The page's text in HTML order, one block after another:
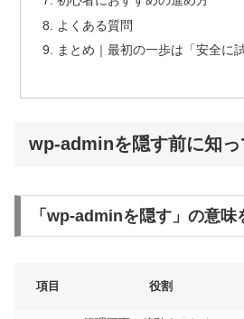
よくある質問
まとめ｜最初の一歩は「安全に
wp-adminを隠す前に知
「wp-adminを隠す」の意味
項目 役割